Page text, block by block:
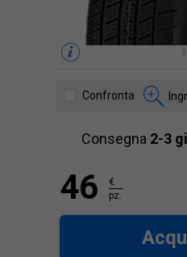
Confronta
Consegna 2-3
46
€
pz.